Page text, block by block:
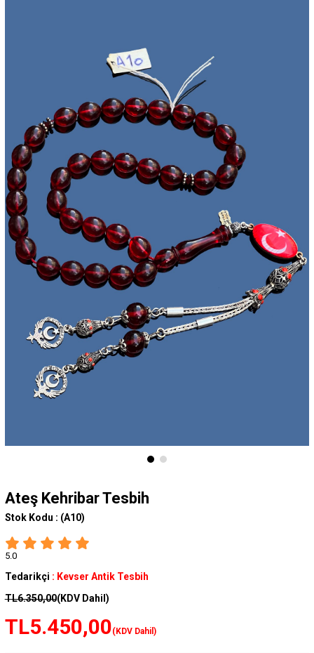
Ateş Kehribar Tesbih
Stok Kodu : (A10)
5.0
Tedarikçi : Kevser Antik Tesbih
TL6.350,00(KDV Dahil)
TL5.450,00(KDV Dahil)